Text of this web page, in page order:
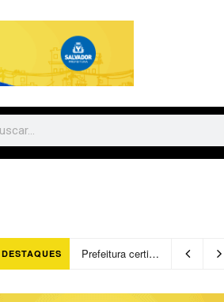
DESTAQUES Prefeitura certifica 4,6 mil trabalhadores pelo programa Treinar para Empregar e realiza Feirão de Empregabilidade